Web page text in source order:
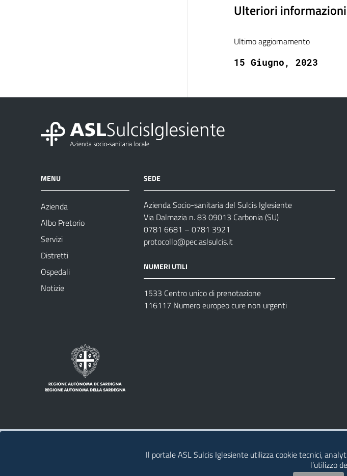
Ulteriori informazioni
Ultimo aggiornamento
15 Giugno, 2023
MENU
Azienda
Albo Pretorio
Servizi
Distretti
Ospedali
Notizie
SEDE
Azienda Socio-sanitaria del Sulcis Iglesiente
Via Dalmazia n. 83 09013 Carbonia (SU)
0781 6681 – 0781 3921
protocollo@pec.aslsulcis.it
NUMERI UTILI
1533 Centro unico di prenotazione
116117 Numero europeo cure non urgenti
Il portale ASL Sulcis Iglesiente utilizza cookie tecnici,
l’utilizzo